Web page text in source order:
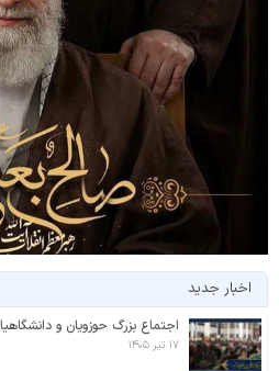
اخبار جدید
اجتماع بزرگ حوزویان و
۱۷ تیر ۱۴۰۵